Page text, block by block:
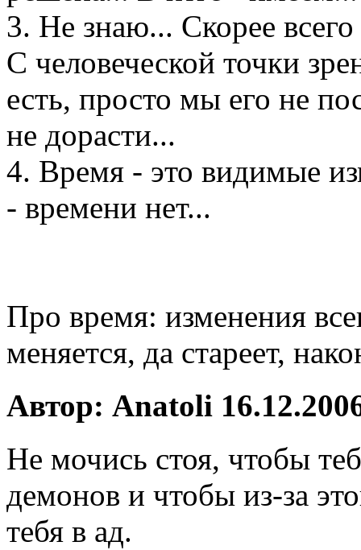
3. Не знаю... Скорее
С человеческой точки
есть, просто мы его не
не дорасти...
4. Время - это видимые
- времени нет...
Про время: изменения
меняется, да стареет,
Автор: Anatoli
Не мочись стоя, чтобы
демонов и чтобы из-за
тебя в ад.